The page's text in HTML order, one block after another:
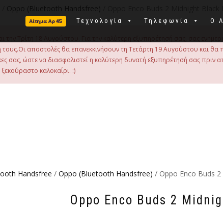
Τεχνολογία Τηλεφωνία Ο
Oppo (Bluetooth Handsfree)
τους.Οι αποστολές θα επανεκκινήσουν τη Τετάρτη 19 Αυγούστου και
σας, ώστε να διασφαλιστεί η καλύτερη δυνατή εξυπηρέτησή σας
καλοκαίρι. :)
Handsfree / Oppo (Bluetooth Handsfree) / Oppo Enco Buds
Oppo Enco Buds 2